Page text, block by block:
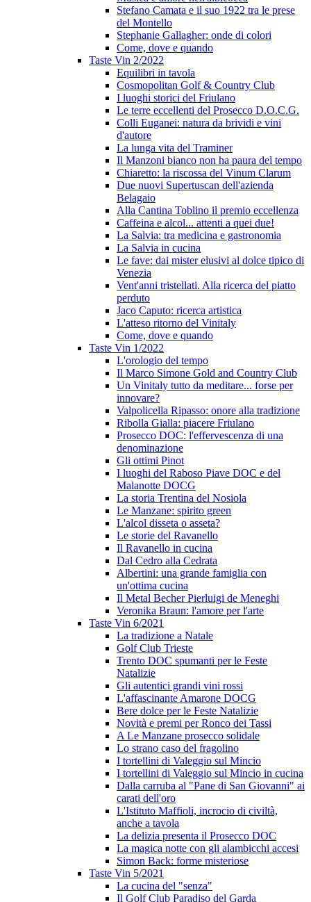
Stefano Camata e il suo 1922 tra le prese
del Montello
Stephanie Gallagher: onde di colori
Come, dove e quando
Taste Vin 2/2022
Equilibri in tavola
Cosmopolitan Golf & Country Club
I luoghi storici del Friulano
Le terre eccellenti del Prosecco D.O.C.G.
Colli Euganei: natura da brividi e vini
d'autore
La lunga vita del Traminer
Il Manzoni bianco non ha paura del tempo
Chiaretto: la riscossa del Vinum Clarum
Due nuovi Supertuscan dell'azienda
Belagaio
Alla Cantina Toblino il premio eccellenza
Caffeina e alcol... attenti a quei due!
La Salvia: tra medicina e gastronomia
La Salvia in cucina
Le fave: dai mister elusivi al dolce tipico di
Venezia
Vent'anni tristellati. Alla ricerca del piatto
perduto
Jaco Caputo: ricerca artistica
L'atteso ritorno del Vinitaly
Come, dove e quando
Taste Vin 1/2022
L'orologio del tempo
Il Marco Simone Gold and Country Club
Un Vinitaly tutto da meditare... forse per
innovare?
Valpolicella Ripasso: onore alla tradizione
Ribolla Gialla: piacere Friulano
Prosecco DOC: l'effervescenza di una
denominazione
Gli ottimi Pinot
I luoghi del Raboso Piave DOC e del
Malanotte DOCG
La storia Trentina del Nosiola
Le Manzane: spirito green
L'alcol disseta o asseta?
Le storie del Ravanello
Il Ravanello in cucina
Dal Cedro alla Cedrata
Albertini: una grande famiglia con
un'ottima cucina
Il Metal Becher Pierluigi de Meneghi
Veronika Braun: l'amore per l'arte
Taste Vin 6/2021
La tradizione a Natale
Golf Club Trieste
Trento DOC spumanti per le Feste
Natalizie
Gli autentici grandi vini rossi
L'affascinante Amarone DOCG
Bere dolce per le Feste Natalizie
Novità e premi per Ronco dei Tassi
A Le Manzane prosecco solidale
Lo strano caso del fragolino
I tortellini di Valeggio sul Mincio
I tortellini di Valeggio sul Mincio in cucina
Dalla carruba al "Pane di San Giovanni" ai
carati dell'oro
L'Istituto Maffioli, incrocio di civiltà,
anche a tavola
La delizia presenta il Prosecco DOC
La magica notte con gli alambicchi accesi
Simon Back: forme misteriose
Taste Vin 5/2021
La cucina del "senza"
Il Golf Club Paradiso del Garda